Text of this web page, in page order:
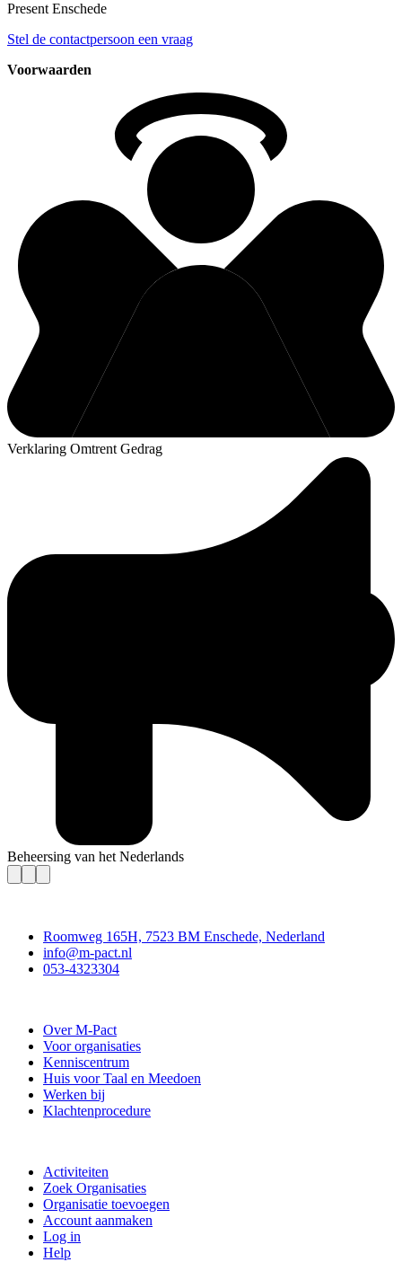
Present Enschede
Stel de contactpersoon een vraag
Voorwaarden
Verklaring Omtrent Gedrag
Beheersing van het Nederlands
Roomweg 165H, 7523 BM Enschede, Nederland
info@m-pact.nl
053-4323304
Over M-Pact
Voor organisaties
Kenniscentrum
Huis voor Taal en Meedoen
Werken bij
Klachtenprocedure
Activiteiten
Zoek Organisaties
Organisatie toevoegen
Account aanmaken
Log in
Help